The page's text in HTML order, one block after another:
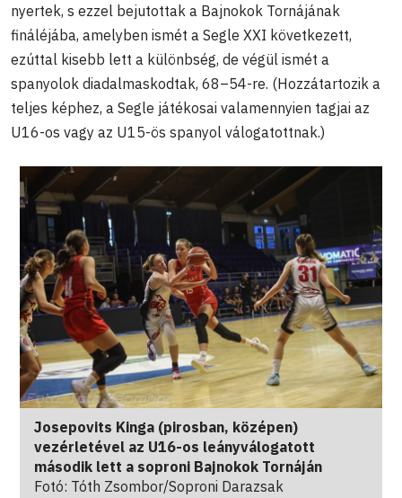
nyertek, s ezzel bejutottak a Bajnokok Tornájának
fináléjába, amelyben ismét a Segle XXI következett,
ezúttal kisebb lett a különbség, de végül ismét a
spanyolok diadalmaskodtak, 68–54-re. (Hozzátartozik a
teljes képhez, a Segle játékosai valamennyien tagjai az
U16-os vagy az U15-ös spanyol válogatottnak.)
Josepovits Kinga (pirosban, középen)
vezérletével az U16-os leányválogatott
második lett a soproni Bajnokok Tornáján
Fotó: Tóth Zsombor/Soproni Darazsak